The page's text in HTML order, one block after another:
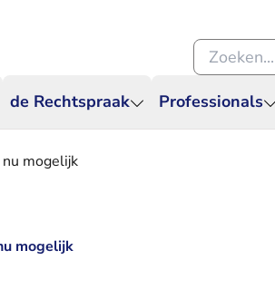
de Rechtspraak Professionals
Zoeken
mogelijk
mogelijk